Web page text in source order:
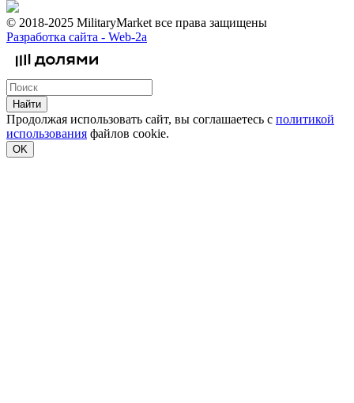
© 2018-2025 MilitaryMarket все права защищены
Разработка сайта - Web-2a
Найти
Продолжая использовать сайт, вы соглашаетесь с политикой
использования файлов cookie.
OK